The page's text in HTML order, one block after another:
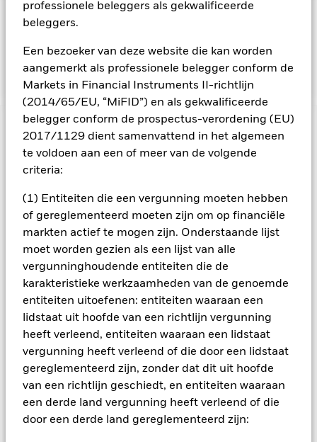
professionele beleggers als gekwalificeerde
beleggers.
Een bezoeker van deze website die kan worden
aangemerkt als professionele belegger conform de
Markets in Financial Instruments II-richtlijn
(2014/65/EU, “MiFID”) en als gekwalificeerde
belegger conform de prospectus-verordening (EU)
2017/1129 dient samenvattend in het algemeen
te voldoen aan een of meer van de volgende
criteria:
(1) Entiteiten die een vergunning moeten hebben
of gereglementeerd moeten zijn om op financiële
markten actief te mogen zijn. Onderstaande lijst
moet worden gezien als een lijst van alle
vergunninghoudende entiteiten die de
karakteristieke werkzaamheden van de genoemde
entiteiten uitoefenen: entiteiten waaraan een
lidstaat uit hoofde van een richtlijn vergunning
heeft verleend, entiteiten waaraan een lidstaat
vergunning heeft verleend of die door een lidstaat
gereglementeerd zijn, zonder dat dit uit hoofde
van een richtlijn geschiedt, en entiteiten waaraan
een derde land vergunning heeft verleend of die
door een derde land gereglementeerd zijn:
BELEGGINGSDOEL
en kapitaalgroei te genereren met een lagere volatiliteit dan
aandelen van ontwikkelde markten.
BELANGRIJKE GEGEVENS: Kapitaalrisico. De waarde en
zijn niet gegarandeerd. Beleggers verliezen mogelijk hun
oorspronkelijke inleg.
De waarde van aandelen en aandelengerelateerde effecten
kan worden beïnvloed door dagelijkse schommelingen op de
behoren politiek en economisch nieuws, bedrijfsresultaten en
belangrijke gebeurtenissen in de bedrijven. Het Fonds streeft
ernaar ondernemingen uit te sluiten die zich bezighouden
met bepaalde activiteiten die niet in overeenstemming zijn
met ESG-criteria. Beleggers dienen daarom voorafgaand aan
afweging te maken over de ESG-screening van het Fonds.
Een dergelijke ESG-screening kan een negatief effect hebben
op de waarde van de beleggingen van het Fonds in
vergelijking met een fonds zonder een dergelijke screening.
Risico voor kapitaalgroei: Het Fonds kan
derivaten om inkomen te genereren, wat ertoe kan leiden dat
het kapitaal, en daarmee ook het potentieel voor kapitaalgroei